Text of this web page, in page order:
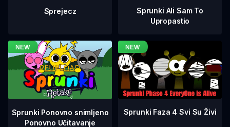
Sprejecz
Sprunki Ali Sam To
Upropastio
Sprunki Ponovno snimljeno
Ponovno Učitavanje
Sprunki Faza 4 Svi Su Živi